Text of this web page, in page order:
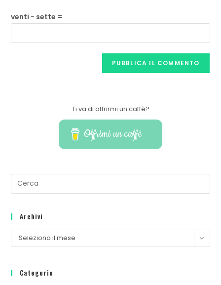
venti − sette =
Ti va di offrirmi un caffè?
Offrimi un caffé
Archivi
Seleziona il mese
Categorie